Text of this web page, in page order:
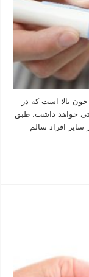
دیابت نوع ۲ بیماری قند خون بالا است که در
خواهد داشت. طبق
سایر افراد سالم